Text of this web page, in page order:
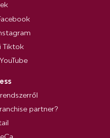
Tiktok
partner?